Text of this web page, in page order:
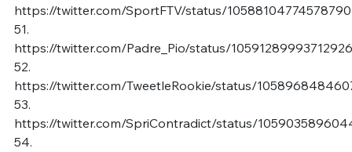
https://twitter.com/SportFTV/status/
51.
https://twitter.com/Padre_Pio/status/
52.
https://twitter.com/TweetleRookie/status/
53.
https://twitter.com/SpriContradict/status/
54.